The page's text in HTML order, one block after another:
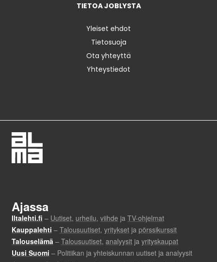
TIETOA JOBLYSTA
Yleiset ehdot
Tietosuoja
Ota yhteyttä
Yhteystiedot